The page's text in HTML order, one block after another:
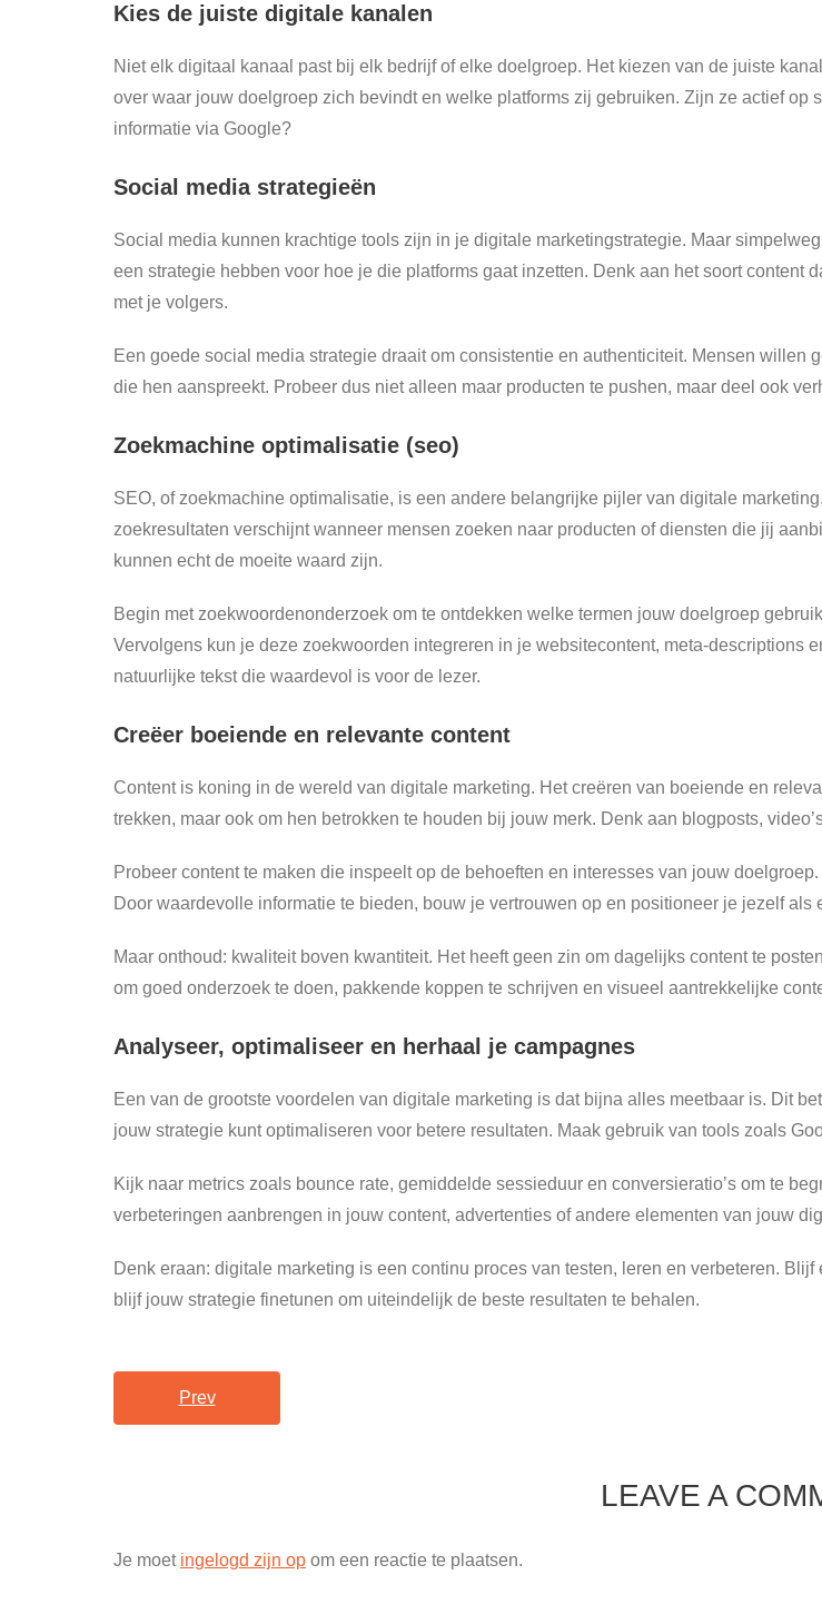
Kies de juiste digitale kanalen
Niet elk digitaal kanaal past bij elk bedrijf of elke doelgroep. Het kiezen van de juiste
over waar jouw doelgroep zich bevindt en welke platforms zij gebruiken. Zijn ze actief
informatie via Google?
Social media strategieën
Social media kunnen krachtige tools zijn in je digitale marketingstrategie. Maar
een strategie hebben voor hoe je die platforms gaat inzetten. Denk aan het soort
met je volgers.
Een goede social media strategie draait om consistentie en authenticiteit. Mensen
die hen aanspreekt. Probeer dus niet alleen maar producten te pushen, maar deel ook
Zoekmachine optimalisatie (seo)
SEO, of zoekmachine optimalisatie, is een andere belangrijke pijler van digitale
zoekresultaten verschijnt wanneer mensen zoeken naar producten of diensten die jij
kunnen echt de moeite waard zijn.
Begin met zoekwoordenonderzoek om te ontdekken welke termen jouw doelgroep
Vervolgens kun je deze zoekwoorden integreren in je websitecontent, meta-descriptions
natuurlijke tekst die waardevol is voor de lezer.
Creëer boeiende en relevante content
Content is koning in de wereld van digitale marketing. Het creëren van boeiende en
trekken, maar ook om hen betrokken te houden bij jouw merk. Denk aan blogposts,
Probeer content te maken die inspeelt op de behoeften en interesses van jouw
Door waardevolle informatie te bieden, bouw je vertrouwen op en positioneer je jezelf als
Maar onthoud: kwaliteit boven kwantiteit. Het heeft geen zin om dagelijks content te
om goed onderzoek te doen, pakkende koppen te schrijven en visueel aantrekkelijke
Analyseer, optimaliseer en herhaal je campagnes
Een van de grootste voordelen van digitale marketing is dat bijna alles meetbaar is. Dit
jouw strategie kunt optimaliseren voor betere resultaten. Maak gebruik van tools zoals
Kijk naar metrics zoals bounce rate, gemiddelde sessieduur en conversieratio’s om te
verbeteringen aanbrengen in jouw content, advertenties of andere elementen van jouw
Denk eraan: digitale marketing is een continu proces van testen, leren en verbeteren.
blijf jouw strategie finetunen om uiteindelijk de beste resultaten te behalen.
Prev
LEAVE A
Je moet ingelogd zijn op om een reactie te plaatsen.